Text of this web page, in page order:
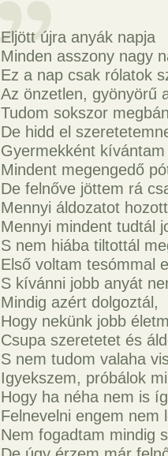
Eljött újra anyák napja
Minden asszony nagy
Ez a nap csak rólatok
Az önzetlen, gyönyörű
Tudom sokszor
De hidd el
Gyermekként
Mindent megengedő
De felnőve jöttem rá
Mennyi áldozatot
Mennyi mindent tudtál
S nem hiába tiltottál
Első voltam tesómmal
S kívánni jobb anyát
Mindig azért dolgoztál,
Hogy nekünk jobb
Csupa szeretetet és
S nem tudom valaha
Igyekszem, próbálok
Hogy ha néha nem is
Felnevelni engem nem
Nem fogadtam mindig